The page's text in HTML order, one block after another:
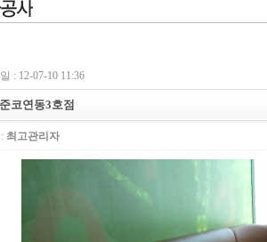
: 12-07-10 11:36
코연동3호점
최고관리자